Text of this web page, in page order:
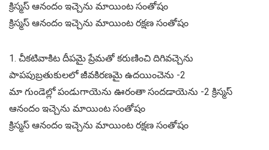
క్రిస్మస్ ఆనందం ఇచ్చెను మాయింట సంతోషం
క్రిస్మస్ ఆనందం ఇచ్చెను మాయింట రక్షణ సంతోషం
1. చీకటివాకిట దీపమై ప్రేమతో కరుణించి దిగివచ్చెను
పాపపుబ్రతుకులలో జీవకిరణమై ఉదయించెను -2
మా గుండెల్లో పండుగాయెను ఊరంతా సందడాయెను -2 క్రిస్మస్
ఆనందం ఇచ్చెను మాయింట సంతోషం
క్రిస్మస్ ఆనందం ఇచ్చెను మాయింట రక్షణ సంతోషం